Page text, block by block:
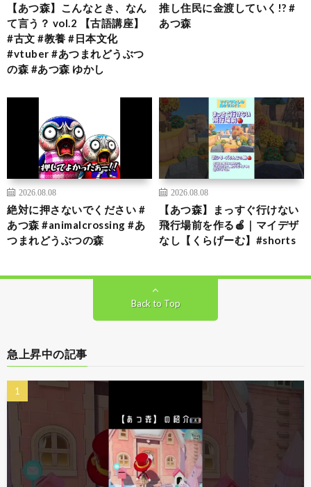
【あつ森】こんなとき、なん
て言う？ vol.2 【古語講座】
#古文 #教養 #日本文化
#vtuber #あつまれどうぶつ
の森 #あつ森 ゆかし
推し住民に金渡していく!? #
あつ森
2026.08.08
絶対に押さないでください #
あつ森 #animalcrossing #あ
つまれどうぶつの森
2026.08.08
【あつ森】まっすぐ行けない
飛行場前を作る🍎｜マイデザ
なし【くらげーむ】#shorts
Back to Top
急上昇中の記事